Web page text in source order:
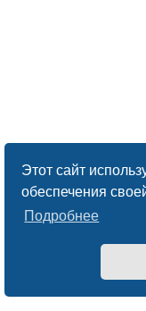
Этот сайт
обеспечения
Подробнее